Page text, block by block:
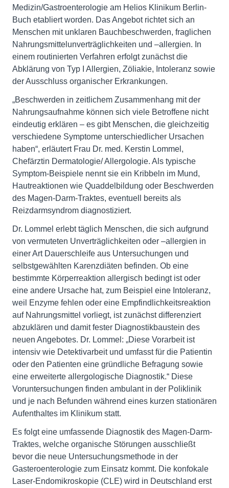
Medizin/Gastroenterologie am Helios Klinikum Berlin-
Buch etabliert worden. Das Angebot richtet sich an
Menschen mit unklaren Bauchbeschwerden, fraglichen
Nahrungsmittelunverträglichkeiten und –allergien. In
einem routinierten Verfahren erfolgt zunächst die
Abklärung von Typ I Allergien, Zöliakie, Intoleranz sowie
der Ausschluss organischer Erkrankungen.
„Beschwerden in zeitlichem Zusammenhang mit der
Nahrungsaufnahme können sich viele Betroffene nicht
eindeutig erklären – es gibt Menschen, die gleichzeitig
verschiedene Symptome unterschiedlicher Ursachen
haben“, erläutert Frau Dr. med. Kerstin Lommel,
Chefärztin Dermatologie/ Allergologie. Als typische
Symptom-Beispiele nennt sie ein Kribbeln im Mund,
Hautreaktionen wie Quaddelbildung oder Beschwerden
des Magen-Darm-Traktes, eventuell bereits als
Reizdarmsyndrom diagnostiziert.
Dr. Lommel erlebt täglich Menschen, die sich aufgrund
von vermuteten Unverträglichkeiten oder –allergien in
einer Art Dauerschleife aus Untersuchungen und
selbstgewählten Karenzdiäten befinden. Ob eine
bestimmte Körperreaktion allergisch bedingt ist oder
eine andere Ursache hat, zum Beispiel eine Intoleranz,
weil Enzyme fehlen oder eine Empfindlichkeitsreaktion
auf Nahrungsmittel vorliegt, ist zunächst differenziert
abzuklären und damit fester Diagnostikbaustein des
neuen Angebotes. Dr. Lommel: „Diese Vorarbeit ist
intensiv wie Detektivarbeit und umfasst für die Patientin
oder den Patienten eine gründliche Befragung sowie
eine erweiterte allergologische Diagnostik.“ Diese
Voruntersuchungen finden ambulant in der Poliklinik
und je nach Befunden während eines kurzen stationären
Aufenthaltes im Klinikum statt.
Es folgt eine umfassende Diagnostik des Magen-Darm-
Traktes, welche organische Störungen ausschließt
bevor die neue Untersuchungsmethode in der
Gasteroenterologie zum Einsatz kommt. Die konfokale
Laser-Endomikroskopie (CLE) wird in Deutschland erst